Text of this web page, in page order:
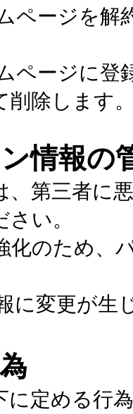
ページを解
ページに登
削除します
情報の
第三者に
い。
のため、
に変更が生
に定める行